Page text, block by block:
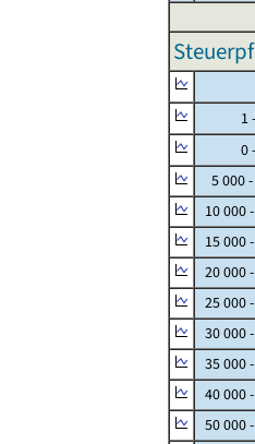
1 -
0 -
5 000
10 000
15 000
20 000
25 000
30 000
35 000
40 000
50 000